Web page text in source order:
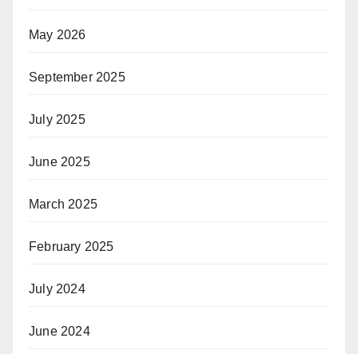
May 2026
September 2025
July 2025
June 2025
March 2025
February 2025
July 2024
June 2024